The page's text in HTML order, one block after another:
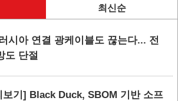
최신순
시아 연결 광케이블도 끊는다... 전
도 단절
보기] Black Duck, SBOM 기반 소프